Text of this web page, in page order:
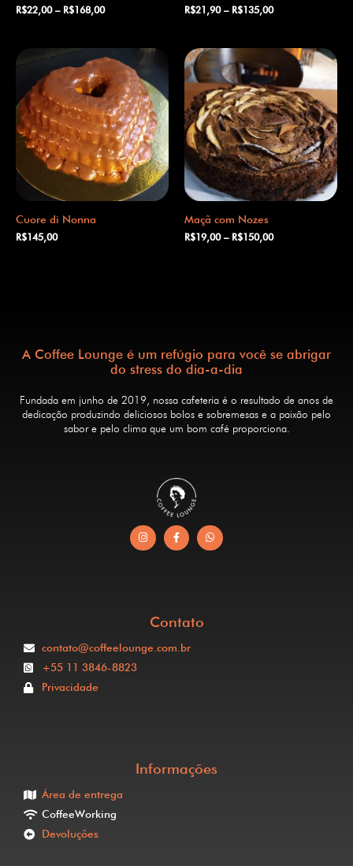
R$22,00– R$168,00 R$21,90– R$135,00
Cuore di Nonna
R$145,00
Maçã com Nozes
R$19,00– R$150,00
A Coffee Lounge é um refúgio para você se abrigar
do stress do dia-a-dia
Fundada em junho de 2019, nossa cafeteria é o resultado de anos de
dedicação produzindo deliciosos bolos e sobremesas e a paixão pelo
sabor e pelo clima que um bom café proporciona.
Contato
contato@coffeelounge.com.br
+55 11 3846-8823
Privacidade
Informações
Área de entrega
CoffeeWorking
Devoluções